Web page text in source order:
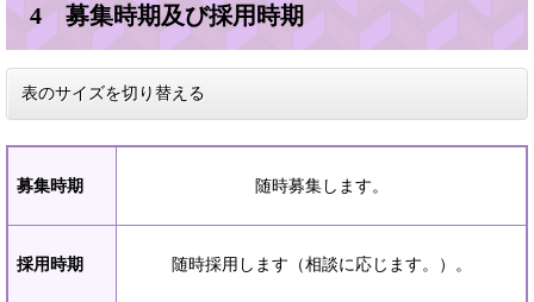
4 募集時期及び採用時期
表のサイズを切り替える
募集時期 随時募集します。
採用時期 随時採用します（相談に応じます。）。